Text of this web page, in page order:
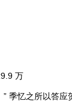
万
季忆之所以答